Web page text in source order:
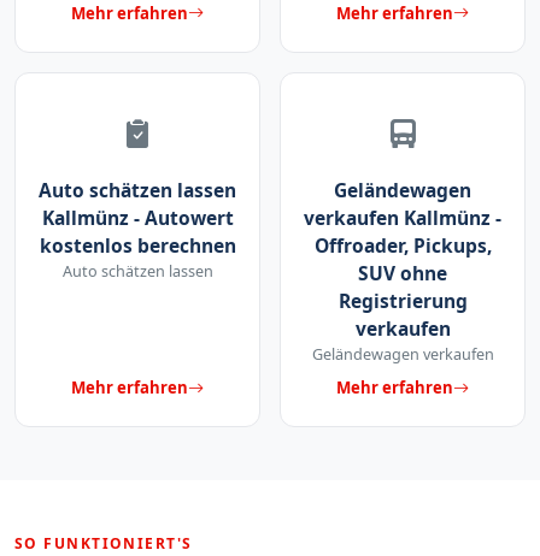
Mehr erfahren
Mehr erfahren
Auto schätzen lassen
Kallmünz - Autowert
kostenlos berechnen
Auto schätzen lassen
Mehr erfahren
Geländewagen
verkaufen Kallmünz -
Offroader, Pickups,
SUV ohne
Registrierung
verkaufen
Geländewagen verkaufen
Mehr erfahren
SO FUNKTIONIERT'S